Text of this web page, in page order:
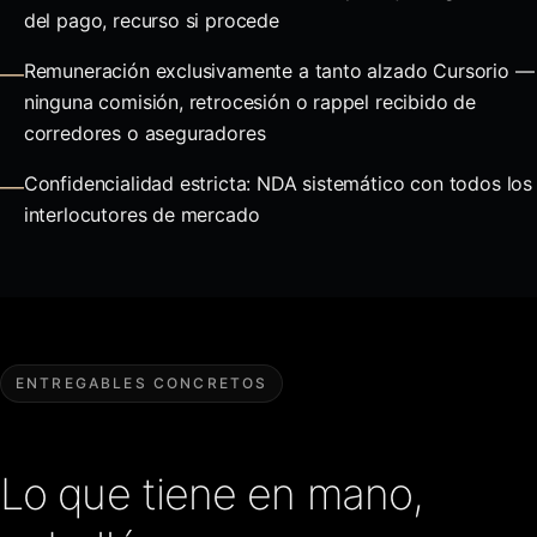
del pago, recurso si procede
—Remuneración exclusivamente a tanto alzado Cursorio —
ninguna comisión, retrocesión o rappel recibido de
corredores o aseguradores
—Confidencialidad estricta: NDA sistemático con todos los
interlocutores de mercado
ENTREGABLES CONCRETOS
Lo que tiene en mano,